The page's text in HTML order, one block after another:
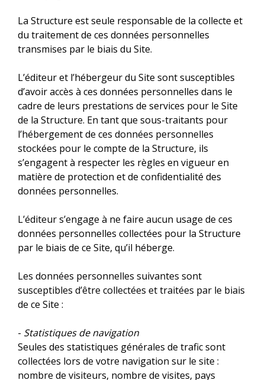
La Structure est seule responsable de la collecte et
du traitement de ces données personnelles
transmises par le biais du Site.
L’éditeur et l’hébergeur du Site sont susceptibles
d’avoir accès à ces données personnelles dans le
cadre de leurs prestations de services pour le Site
de la Structure. En tant que sous-traitants pour
l’hébergement de ces données personnelles
stockées pour le compte de la Structure, ils
s’engagent à respecter les règles en vigueur en
matière de protection et de confidentialité des
données personnelles.
L’éditeur s’engage à ne faire aucun usage de ces
données personnelles collectées pour la Structure
par le biais de ce Site, qu’il héberge.
Les données personnelles suivantes sont
susceptibles d’être collectées et traitées par le biais
de ce Site :
- Statistiques de navigation
Seules des statistiques générales de trafic sont
collectées lors de votre navigation sur le site :
nombre de visiteurs, nombre de visites, pays